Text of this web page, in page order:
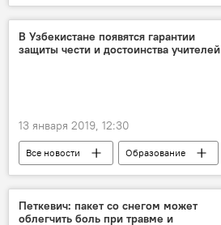
чемодан
Туризм
В Узбекистане появятся гарантии
защиты чести и достоинства учителей
13 января 2019, 12:30
Все новости
Образование
Узбекистан
закон
честь
Петкевич: пакет со снегом может
облегчить боль при травме и